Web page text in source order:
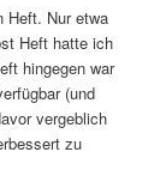
Heft. Nur etwa
Heft hatte ich
hingegen war
(und
vergeblich
zu